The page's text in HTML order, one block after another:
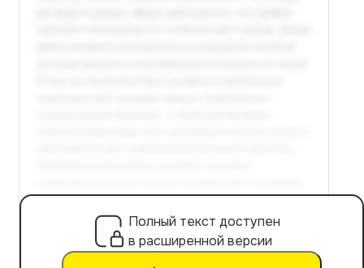
Полный текст доступен
в расширенной версии